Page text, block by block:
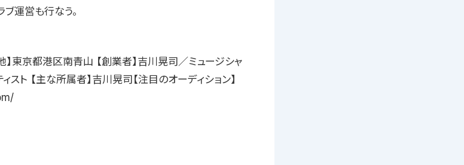
運営も行なう。
東京都港区南青山 【創業者】吉川晃司／ミュージシャ
スト 【主な所属者】吉川晃司【注目のオーディション】